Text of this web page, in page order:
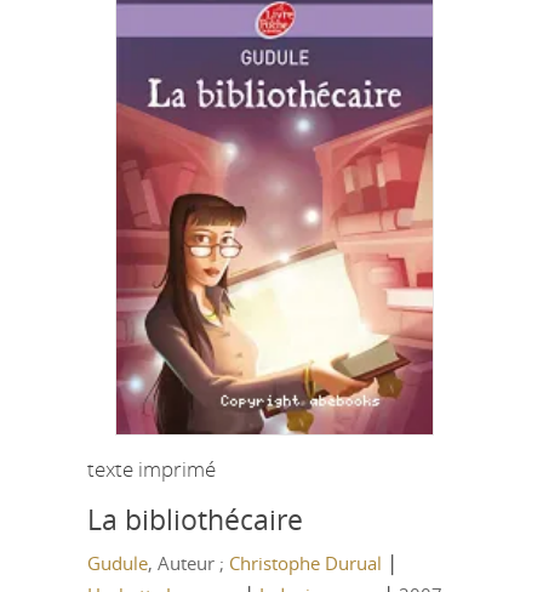
texte imprimé
La bibliothécaire
Gudule, Auteur ; Christophe Durual |